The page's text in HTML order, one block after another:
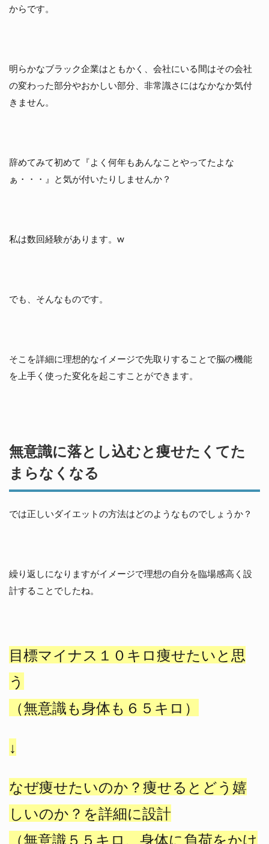
からです。
明らかなブラック企業はともかく、会社にいる間はその会社
の変わった部分やおかしい部分、非常識さにはなかなか気付
きません。
辞めてみて初めて『よく何年もあんなことやってたよな
ぁ・・・』と気が付いたりしませんか？
私は数回経験があります。w
でも、そんなものです。
そこを詳細に理想的なイメージで先取りすることで脳の機能
を上手く使った変化を起こすことができます。
無意識に落とし込むと痩せたくてた
まらなくなる
では正しいダイエットの方法はどのようなものでしょうか？
繰り返しになりますがイメージで理想の自分を臨場感高く設
計することでしたね。
目標マイナス１０キロ痩せたいと思
う
（無意識も身体も６５キロ）
↓
なぜ痩せたいのか？痩せるとどう嬉
しいのか？を詳細に設計
（無意識５５キロ、身体に負荷をかけ